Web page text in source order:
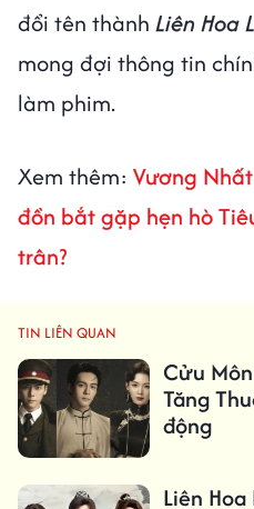
đổi tên thành Liên Hoa
mong đợi thông tin
làm phim.
Xem thêm: Vương
đồn bắt gặp hẹn hò
trân?
TIN LIÊN QUAN
Cửu
Tăng
động
Liên